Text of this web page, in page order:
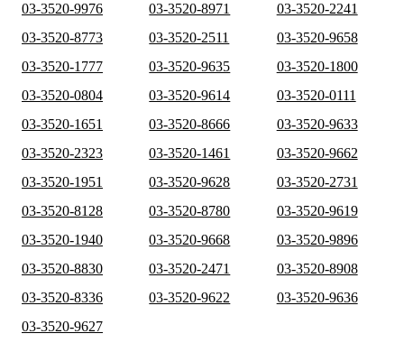
03-3520-9976
03-3520-8971
03-3520-2241
03-3520-8773
03-3520-2511
03-3520-9658
03-3520-1777
03-3520-9635
03-3520-1800
03-3520-0804
03-3520-9614
03-3520-0111
03-3520-1651
03-3520-8666
03-3520-9633
03-3520-2323
03-3520-1461
03-3520-9662
03-3520-1951
03-3520-9628
03-3520-2731
03-3520-8128
03-3520-8780
03-3520-9619
03-3520-1940
03-3520-9668
03-3520-9896
03-3520-8830
03-3520-2471
03-3520-8908
03-3520-8336
03-3520-9622
03-3520-9636
03-3520-9627